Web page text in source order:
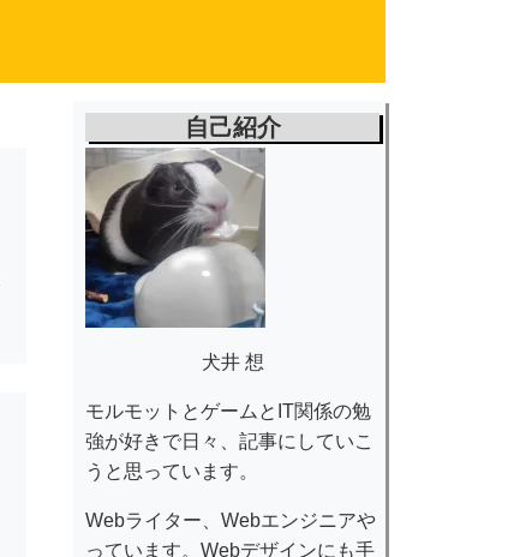
自己紹介
犬井 想
モルモットとゲームとIT関係の勉
強が好きで日々、記事にしていこ
うと思っています。
Webライター、Webエンジニアや
っています。Webデザインにも手